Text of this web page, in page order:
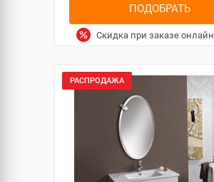
ПОДОБРАТЬ
Скидка при заказе онлайн
РАСПРОДАЖА